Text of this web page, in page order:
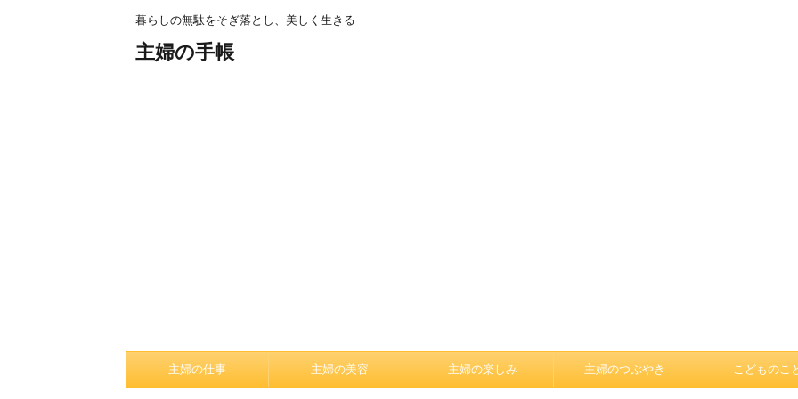
暮らしの無駄をそぎ落とし、美しく生きる
主婦の手帳
主婦の仕事 主婦の美容 主婦の楽しみ 主婦のつぶやき こどものこ